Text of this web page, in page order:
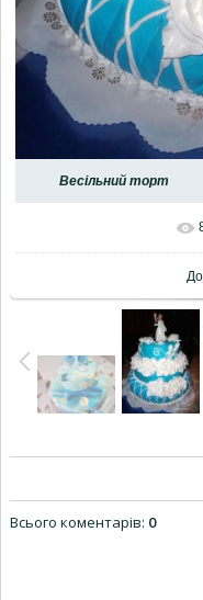
Весільний торт
Всього коментарів: 0